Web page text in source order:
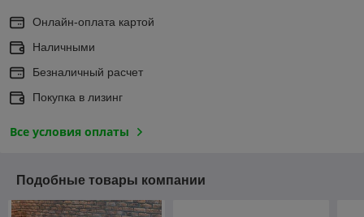
Онлайн-оплата картой
Наличными
Безналичный расчет
Покупка в лизинг
Все условия оплаты
Подобные товары компании